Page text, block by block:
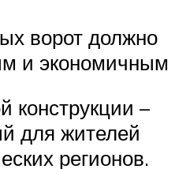
ворот должно
и экономичным
конструкции –
для жителей
регионов.